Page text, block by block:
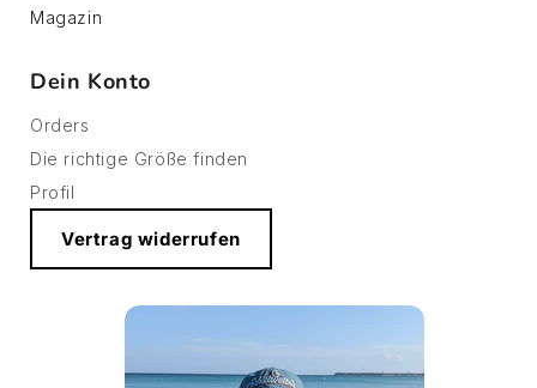
Magazin
Dein Konto
Orders
Die richtige Größe finden
Profil
Vertrag widerrufen